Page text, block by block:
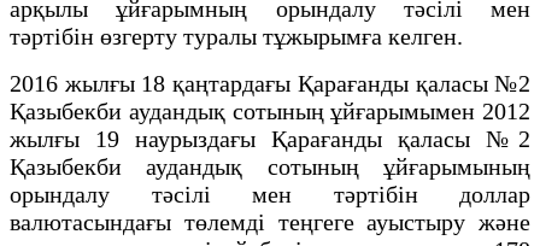
арқылы ұйғарымның орындалу тәсілі мен
тәртiбiн өзгерту туралы тұжырымға келген.
2016 жылғы 18 қаңтардағы Қарағанды қаласы №2
Қазыбекби аудандық сотының ұйғарымымен 2012
жылғы 19 наурыздағы Қарағанды қаласы №2
Қазыбекби аудандық сотының ұйғарымының
орындалу тәсілі мен тәртiбiн доллар
валютасындағы төлемді теңгеге ауыстыру және